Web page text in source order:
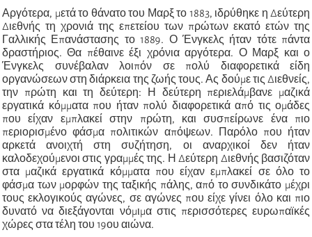
Αργότερα, μετά το θάνατο του Μαρξ το 1883, ιδρύθηκε η Δεύτερη
Διεθνής τη χρονιά της επετείου των πρώτων εκατό ετών της
Γαλλικής Επανάστασης το 1889. Ο Ένγκελς ήταν τότε πάντα
δραστήριος. Θα πέθαινε έξι χρόνια αργότερα. Ο Μαρξ και ο
Ένγκελς συνέβαλαν λοιπόν σε πολύ διαφορετικά είδη
οργανώσεων στη διάρκεια της ζωής τους. Ας δούμε τις Διεθνείς,
την πρώτη και τη δεύτερη: Η δεύτερη περιελάμβανε μαζικά
εργατικά κόμματα που ήταν πολύ διαφορετικά από τις ομάδες
που είχαν εμπλακεί στην πρώτη, και συσπείρωνε ένα πιο
περιορισμένο φάσμα πολιτικών απόψεων. Παρόλο που ήταν
αρκετά ανοιχτή στη συζήτηση, οι αναρχικοί δεν ήταν
καλοδεχούμενοι στις γραμμές της. Η Δεύτερη Διεθνής βασιζόταν
στα μαζικά εργατικά κόμματα που είχαν εμπλακεί σε όλο το
φάσμα των μορφών της ταξικής πάλης, από το συνδικάτο μέχρι
τους εκλογικούς αγώνες, σε αγώνες που είχε γίνει όλο και πιο
δυνατό να διεξάγονται νόμιμα στις περισσότερες ευρωπαϊκές
χώρες στα τέλη του 19ου αιώνα.